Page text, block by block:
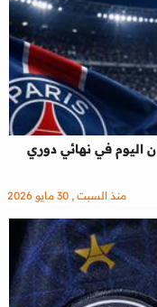
اليوم في نهائي دوري
منذ السبت , 30 مايو 2026